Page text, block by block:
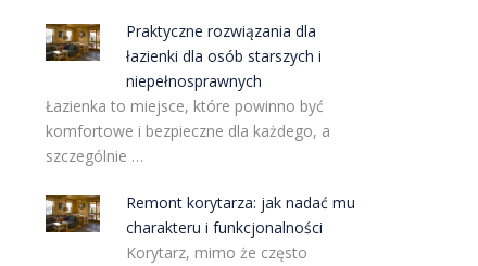
Praktyczne rozwiązania dla
łazienki dla osób starszych i
niepełnosprawnych
Łazienka to miejsce, które powinno być
komfortowe i bezpieczne dla każdego, a
szczególnie …
Remont korytarza: jak nadać mu
charakteru i funkcjonalności
Korytarz, mimo że często